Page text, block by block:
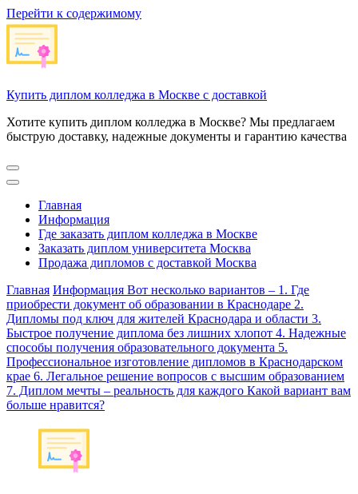
Перейти к содержимому
Купить диплом колледжа в Москве с доставкой
Хотите купить диплом колледжа в Москве? Мы предлагаем
быструю доставку, надежные документы и гарантию качества
Главная
Информация
Где заказать диплом колледжа в Москве
Заказать диплом университета Москва
Продажа дипломов с доставкой Москва
Главная Информация Вот несколько вариантов – 1. Где
приобрести документ об образовании в Краснодаре 2.
Дипломы под ключ для жителей Краснодара и области 3.
Быстрое получение диплома без лишних хлопот 4. Надежные
способы получения образовательного документа 5.
Профессиональное изготовление дипломов в Краснодарском
крае 6. Легальное решение вопросов с высшим образованием
7. Диплом мечты – реальность для каждого Какой вариант вам
больше нравится?